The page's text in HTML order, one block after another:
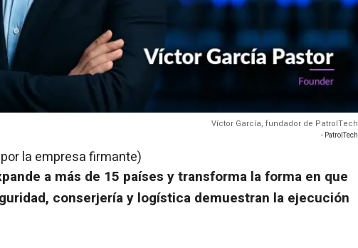
Víctor García, fundador de PatrolTech
- PatrolTech
la empresa firmante)
a más de 15 países y transforma la forma en que
conserjería y logística demuestran la ejecución